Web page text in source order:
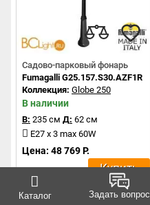
Каталог Задать вопрос
Садово-парковый фонарь
Fumagalli G25.157.S30.AZF1R
Коллекция: Globe 250
В наличии
В: 235 см Д: 62 см
E27 x 3 max 60W
Цена: 48 769 Р.
Купить
163466